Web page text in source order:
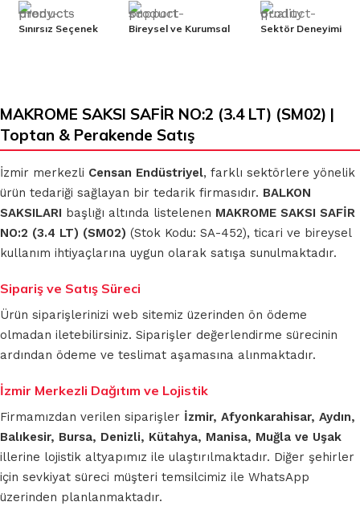
Sınırsız Seçenek Bireysel ve Kurumsal Sektör Deneyimi
MAKROME SAKSI SAFİR NO:2 (3.4 LT) (SM02) |
Toptan & Perakende Satış
İzmir merkezli Censan Endüstriyel, farklı sektörlere yönelik
ürün tedariği sağlayan bir tedarik firmasıdır. BALKON
SAKSILARI başlığı altında listelenen MAKROME SAKSI SAFİR
NO:2 (3.4 LT) (SM02) (Stok Kodu: SA-452), ticari ve bireysel
kullanım ihtiyaçlarına uygun olarak satışa sunulmaktadır.
Sipariş ve Satış Süreci
Ürün siparişlerinizi web sitemiz üzerinden ön ödeme
olmadan iletebilirsiniz. Siparişler değerlendirme sürecinin
ardından ödeme ve teslimat aşamasına alınmaktadır.
İzmir Merkezli Dağıtım ve Lojistik
Firmamızdan verilen siparişler İzmir, Afyonkarahisar, Aydın,
Balıkesir, Bursa, Denizli, Kütahya, Manisa, Muğla ve Uşak
illerine lojistik altyapımız ile ulaştırılmaktadır. Diğer şehirler
için sevkiyat süreci müşteri temsilcimiz ile WhatsApp
üzerinden planlanmaktadır.